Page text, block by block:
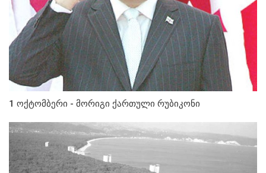
1 ოქტომბერი - მორიგი ქართული რუბიკონი